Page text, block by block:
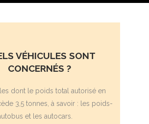
VÉHICULES SONT
CONCERNÉS ?
dont le poids total autorisé en
3,5 tonnes, à savoir : les poids-
et les autocars.